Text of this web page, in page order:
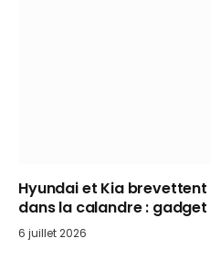
Hyundai et Kia
dans la calandre :
6 juillet 2026